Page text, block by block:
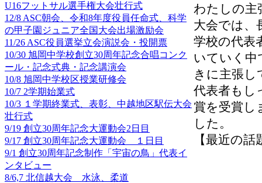
U16フットサル選手権大会壮行式
12/8 ASC朝会、令和8年度役員任命式、科学
の甲子園ジュニア全国大会出場激励会
11/26 ASC役員選挙立会演説会・投開票
10/30 旭岡中学校創立30周年記念合唱コンク
ール・記念式典・記念講演会
10/8 旭岡中学校区授業研修会
10/7 2学期始業式
10/3 １学期終業式、表彰、中越地区駅伝大会
壮行式
9/19 創立30周年記念大運動会2日目
9/17 創立30周年記念大運動会 １日目
9/1 創立30周年記念制作「宇宙の鳥」代表イ
ンタビュー
8/6,7 北信越大会 水泳、柔道
わたしの主
大会では、
学校の代表
いていく中
きに主張
代表者もし
賞を受賞し
した。
【最近の話